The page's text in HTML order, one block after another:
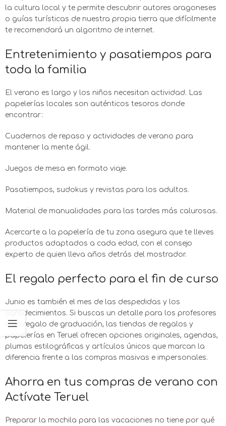
la cultura local y te permite descubrir autores aragoneses
o guías turísticas de nuestra propia tierra que difícilmente
te recomendará un algoritmo de internet.
Entretenimiento y pasatiempos para
toda la familia
El verano es largo y los niños necesitan actividad. Las
papelerías locales son auténticos tesoros donde
encontrar:
Cuadernos de repaso y actividades de verano para
mantener la mente ágil.
Juegos de mesa en formato viaje.
Pasatiempos, sudokus y revistas para los adultos.
Material de manualidades para las tardes más calurosas.
Acercarte a la papelería de tu zona asegura que te lleves
productos adaptados a cada edad, con el consejo
experto de quien lleva años detrás del mostrador.
El regalo perfecto para el fin de curso
Junio es también el mes de las despedidas y los
agradecimientos. Si buscas un detalle para los profesores
o un regalo de graduación, las tiendas de regalos y
papelerías en Teruel ofrecen opciones originales, agendas,
plumas estilográficas y artículos únicos que marcan la
diferencia frente a las compras masivas e impersonales.
Ahorra en tus compras de verano con
Actívate Teruel
Preparar la mochila para las vacaciones no tiene por qué